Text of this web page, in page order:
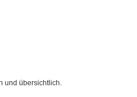
und übersichtlich.